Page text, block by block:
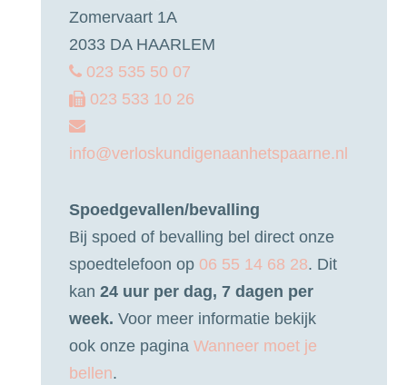
Zomervaart 1A
2033 DA HAARLEM
023 535 50 07
023 533 10 26
info@verloskundigenaanhetspaarne.nl
Spoedgevallen/bevalling
Bij spoed of bevalling bel direct onze
spoedtelefoon op 06 55 14 68 28. Dit
kan 24 uur per dag, 7 dagen per
week. Voor meer informatie bekijk
ook onze pagina Wanneer moet je
bellen.